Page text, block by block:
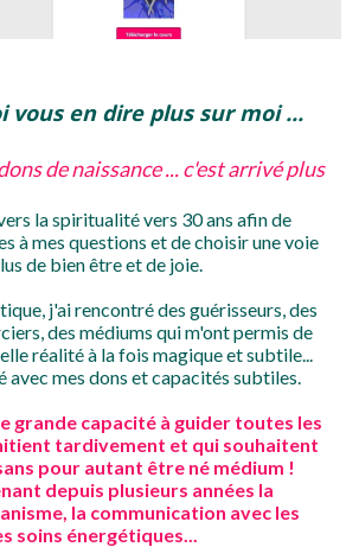
vous en dire plus sur moi ...
de naissance ... c'est arrivé plus
la spiritualité vers 30 ans afin de
à mes questions et de choisir une voie
de bien être et de joie.
j'ai rencontré des guérisseurs, des
des médiums qui m'ont permis de
réalité à la fois magique et subtile...
avec mes dons et capacités subtiles.
grande capacité à guider toutes les
tardivement et qui souhaitent
pour autant être né médium !
depuis plusieurs années la
la communication avec les
soins énergétiques...